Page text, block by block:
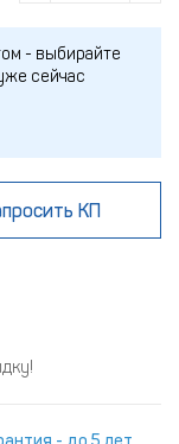
- выбирайте
сейчас
КП